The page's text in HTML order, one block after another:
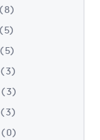
8
5
5
3
3
3
0